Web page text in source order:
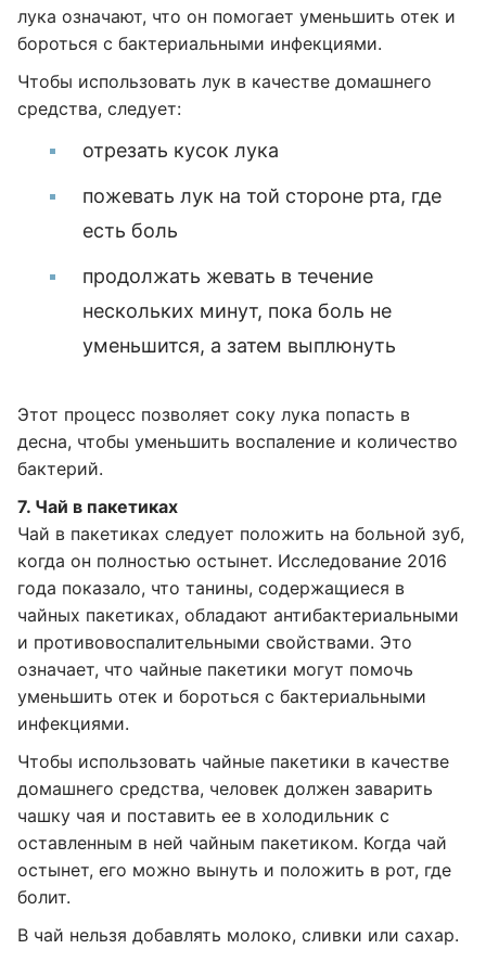
лука означают, что он помогает уменьшить отек и
бороться с бактериальными инфекциями.
Чтобы использовать лук в качестве домашнего
средства, следует:
отрезать кусок лука
пожевать лук на той стороне рта, где
есть боль
продолжать жевать в течение
нескольких минут, пока боль не
уменьшится, а затем выплюнуть
Этот процесс позволяет соку лука попасть в
десна, чтобы уменьшить воспаление и количество
бактерий.
7. Чай в пакетиках
Чай в пакетиках следует положить на больной зуб,
когда он полностью остынет. Исследование 2016
года показало, что танины, содержащиеся в
чайных пакетиках, обладают антибактериальными
и противовоспалительными свойствами. Это
означает, что чайные пакетики могут помочь
уменьшить отек и бороться с бактериальными
инфекциями.
Чтобы использовать чайные пакетики в качестве
домашнего средства, человек должен заварить
чашку чая и поставить ее в холодильник с
оставленным в ней чайным пакетиком. Когда чай
остынет, его можно вынуть и положить в рот, где
болит.
В чай нельзя добавлять молоко, сливки или сахар.